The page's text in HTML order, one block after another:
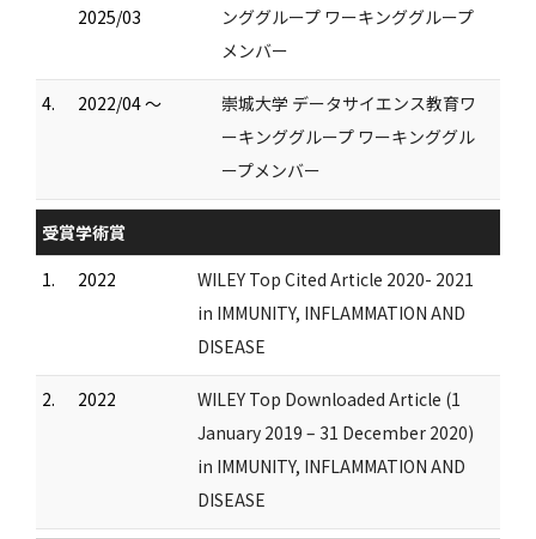
2025/03
ンググループ ワーキンググループ
メンバー
4. 2022/04 ～
崇城大学 データサイエンス教育ワ
ーキンググループ ワーキンググル
ープメンバー
受賞学術賞
1.
2022
WILEY Top Cited Article 2020- 2021
in IMMUNITY, INFLAMMATION AND
DISEASE
2. 2022
WILEY Top Downloaded Article (1
January 2019 – 31 December 2020)
in IMMUNITY, INFLAMMATION AND
DISEASE